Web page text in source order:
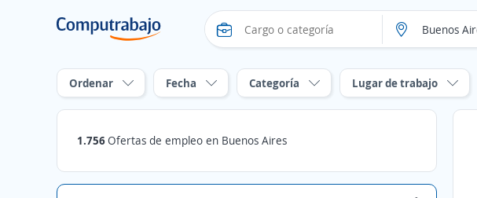
Ordenar Fecha Categoría Lugar de trabajo
1.756Ofertas de empleo en Buenos Aires